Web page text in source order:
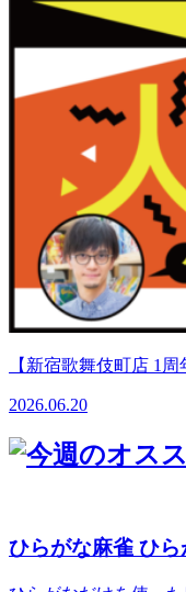
【新宿歌舞伎町店 1
2026.06.20
ひらがな麻雀 ひら